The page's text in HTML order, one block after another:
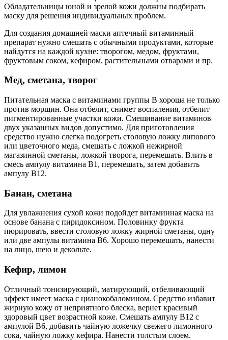
Обладательницы юной и зрелой кожи должны подбирать
маску для решения индивидуальных проблем.
Для создания домашней маски аптечный витаминный
препарат нужно смешать с обычными продуктами, которые
найдутся на каждой кухне: творогом, медом, фруктами,
фруктовым соком, кефиром, растительными отварами и пр.
Мед, сметана, творог
Питательная маска с витаминами группы В хороша не только
против морщин. Она отбелит, снимет воспаления, отбелит
пигментированные участки кожи. Смешивание витаминов
двух указанных видов допустимо. Для приготовления
средство нужно слегка подогреть столовую ложку липового
или цветочного меда, смешать с ложкой нежирной
магазинной сметаны, ложкой творога, перемешать. Влить в
смесь ампулу витамина В1, перемешать, затем добавить
ампулу В12.
Банан, сметана
Для увлажнения сухой кожи подойдет витаминная маска на
основе банана с пиридоксином. Половинку фрукта
пюрировать, ввести столовую ложку жирной сметаны, одну
или две ампулы витамина В6. Хорошо перемешать, нанести
на лицо, шею и декольте.
Кефир, лимон
Отличный тонизирующий, матирующий, отбеливающий
эффект имеет маска с цианокобаломином. Средство избавит
жирную кожу от неприятного блеска, вернет красивый
здоровый цвет возрастной коже. Смешать ампулу В12 с
ампулой В6, добавить чайную ложечку свежего лимонного
сока, чайную ложку кефира. Нанести толстым слоем.